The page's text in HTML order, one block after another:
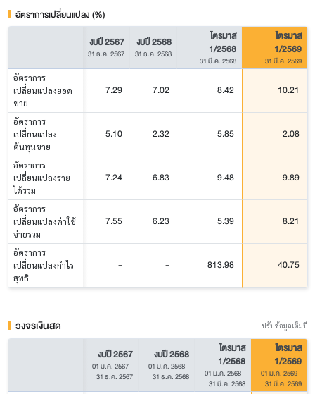
อัตราการเปลี่ยนแปลง (%)
งบปี 2567
31 ธ.ค. 2567
งบปี 2568
31 ธ.ค. 2568
ไตรมาส
1/2568
31 มี.ค. 2568
ไตรมาส
1/2569
31 มี.ค. 2569
อัตราการ
เปลี่ยนแปลงยอด
ขาย
7.29 7.02 8.42 10.21
อัตราการ
เปลี่ยนแปลง
ต้นทุนขาย
5.10 2.32 5.85 2.08
อัตราการ
เปลี่ยนแปลงราย
ได้รวม
7.24 6.83 9.48 9.89
อัตราการ
เปลี่ยนแปลงค่าใช้
จ่ายรวม
7.55 6.23 5.39 8.21
อัตราการ
เปลี่ยนแปลงกำไร
สุทธิ
- - 813.98 40.75
วงจรเงินสด ปรับข้อมูลเต็มปี
งบปี 2567
01 ม.ค. 2567-
31 ธ.ค. 2567
งบปี 2568
01 ม.ค. 2568-
31 ธ.ค. 2568
ไตรมาส
1/2568
01 ม.ค. 2568-
31 มี.ค. 2568
ไตรมาส
1/2569
01 ม.ค. 2569-
31 มี.ค. 2569